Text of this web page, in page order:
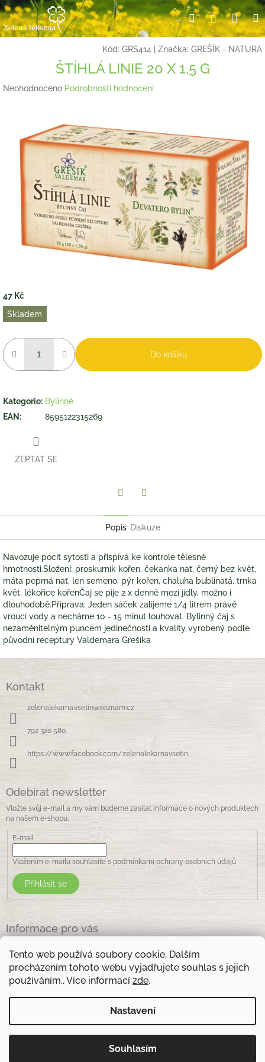
Tento web používá soubory cookie. Dalším
procházením tohoto webu vyjadřujete souhlas s jejich
používáním.. Více informací zde.
Nastavení
Souhlasím
Přejít
na
obsah
HledatPřihlášení
Kód: GRS414 Značka: GREŠÍK - NATURA
ŠTÍHLÁ LINIE 20 X 1,5 G
Průměrné
hvězdiček.
Neohodnoceno Podrobnosti hodnocení
47 Kč
Měrná
cena:
Skladem
Do košíku
Kategorie: Bylinné
EAN : 8595122315269
ZEPTAT SE
Popis Diskuze
Navozuje pocit sytosti a přispívá ke kontrole tělesné
hmotnosti.Složení: proskurník kořen, čekanka nať, černý bez květ,
máta peprná nať, len semeno, pýr kořen, chaluha bublinatá, trnka
květ, lékořice kořenČaj se pije 2 x denně mezi jídly, možno i
dlouhodobě.Příprava: Jeden sáček zalijeme 1/4 litrem právě
vroucí vody a necháme 10 - 15 minut louhovat. Bylinný čaj s
nezaměnitelným puncem jedinečnosti a kvality vyrobený podle
původní receptury Valdemara Grešíka
Kontakt
zelenalekarna.vsetin@seznam.cz
792 320 580
https://www.facebook.com/zelenalekarnavsetin
Odebírat newsletter
Vložte svůj e-mail a my vám budeme zasílat informace o nových produktech
na našem e-shopu.
E-mail
Vložením e-mailu souhlasíte s podmínkami ochrany osobních údajů
Přihlásit se
Informace pro vás
Obchodní podmínky
Podmínky ochrany osobních údajů
Kontakty
Otevírací doba prodejny: pondělí - pátek - 8.30 -17.00 , sobota 9.00-11 .00
Copyright 2026Zelená lékarna Vsetín